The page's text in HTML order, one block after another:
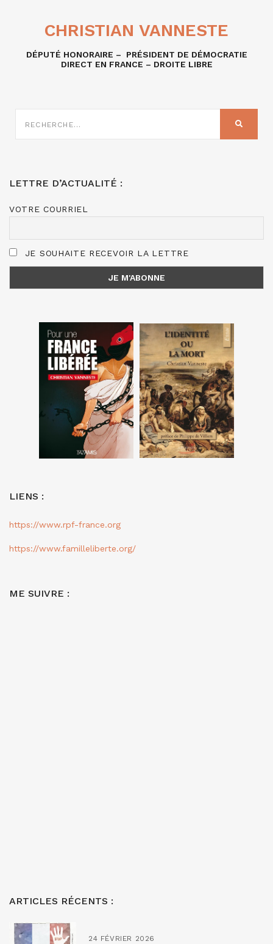
CHRISTIAN VANNESTE
DÉPUTÉ HONORAIRE – PRÉSIDENT DE DÉMOCRATIE
DIRECT EN FRANCE – DROITE LIBRE
SUR
LETTRE D’ACTUALITÉ :
VOTRE COURRIEL
JE SOUHAITE RECEVOIR LA LETTRE
LIENS :
https://www.rpf-france.org
https://www.familleliberte.org/
ME SUIVRE :
ARTICLES RÉCENTS :
24 FÉVRIER 2026